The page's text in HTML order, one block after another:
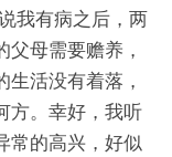
我有病之后，两
母需要赡养，
活没有着落，
方。幸好，我听
常的高兴，好似